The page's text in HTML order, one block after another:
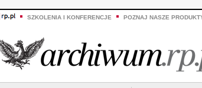
SZKOLENIA I KONFERENCJE POZNAJ NASZE